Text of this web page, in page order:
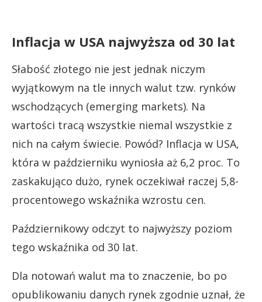
Inflacja w USA najwyższa od 30 lat
Słabość złotego nie jest jednak niczym
wyjątkowym na tle innych walut tzw. rynków
wschodzących (emerging markets). Na
wartości tracą wszystkie niemal wszystkie z
nich na całym świecie. Powód? Inflacja w USA,
która w październiku wyniosła aż 6,2 proc. To
zaskakująco dużo, rynek oczekiwał raczej 5,8-
procentowego wskaźnika wzrostu cen.
Październikowy odczyt to najwyższy poziom
tego wskaźnika od 30 lat.
Dla notowań walut ma to znaczenie, bo po
opublikowaniu danych rynek zgodnie uznał, że